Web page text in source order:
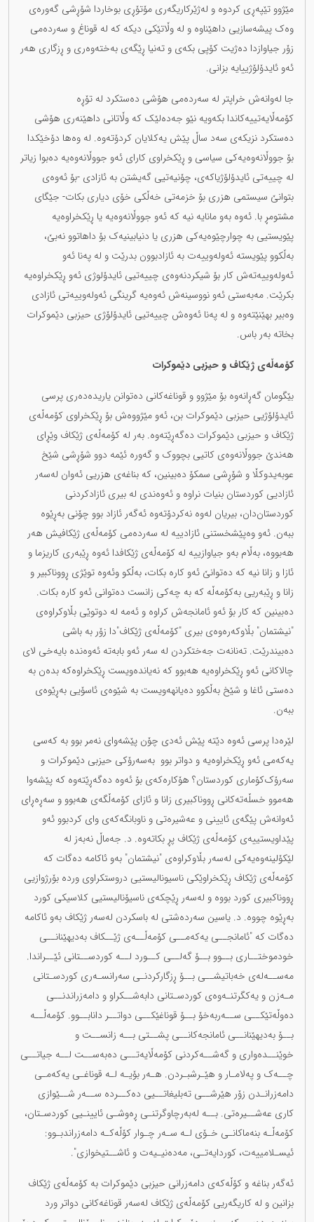
مێژوو تێپەڕی کردوە و لەژێرکاریگەری مۆتۆڕی بوخاردا شۆڕشی گەورەی
وەک پیشەسازیی داهێناوە و لە وڵاتێکی دیکە کە لە قوناغ و سەردەمی
زۆر جیاوازدا دەژیت کۆپی بکەی و تەنیا ڕێگەی بەختەوەری و ڕزگاری هەر
ئەو ئایدۆلۆژییایە بزانی.
جا لەوانەش خراپتر لە سەردەمی هۆشی دەستکرد لە تۆڕە
کۆمەڵایەتییەکاندا بکەویە نێو جەدەلێک کە وڵاتانی داهێنەری هۆشی
دەستکرد نزیکەی سەد ساڵ پێش یەکلایان کردۆتەوە. لە وەها دۆخێکدا
بۆ جووڵانەوەیەکی سیاسی و ڕێکخراوی کارای ئەو جووڵانەوەیە دەبوا زیاتر
لە چییەتی ئایدۆلۆژیاکەی، چۆنیەتیی گەیشتن بە ئازادی -بۆ ئەوەی
بتوانێ سیستمی هزری بۆ خزمەتی خەڵکی خۆی دیاری بکات- جێگای
مشتومڕ با. ئەوە بەو مانایە نیە کە ئەو جووڵانەوەیە یا ڕێکخراوەیە
پێویستیی بە چوارچێوەیەکی هزری یا دنیابینیەک بۆ داهاتوو نەبێ،
بەڵکوو پێویستە ئەولەوییەت بە ئازادبوون بدرێت و لە پەنا ئەو
ئەولەوییەتەش کار بۆ شیکردنەوەی چییەتیی ئایدۆلوژی ئەو ڕێکخراوەیە
بکرێت. مەبەستی ئەو نووسینەش ئەوەیە گرینگی ئەولەوییەتی ئازادی
وەبیر بهێنێتەوە و لە پەنا ئەوەش چییەتیی ئایدۆلۆژی حیزبی دێموکرات
بخاتە بەر باس.
کۆمەڵەی ژێکاف و حیزبی دێموکرات
بێگومان گەڕانەوە بۆ مێژوو و قوناغەکانی دەتوانن یاریدەدەری پرسی
ئایدۆلۆژیی حیزبی دێموکرات بن، ئەو مێژووەش بۆ ڕێکخراوی کۆمەڵەی
ژێکاف و حیزبی دێموکرات دەگەڕێتەوە. بەر لە کۆمەڵەی ژێکاف وێڕای
هەندێ جووڵانەوەی کاتیی بچووک و گەورە ئێمە دوو شۆڕشی شێخ
عوبەیدوكڵا و شۆڕشی سمکۆ دەبینین، کە بناغەی هزریی ئەوان لەسەر
ئازادیی کوردستان بنیات نراوە و ئەوەندی لە بیری ئازادکردنی
کوردستان‌دان، بیریان لەوە نەکردۆتەوە ئەگەر ئازاد بوو چۆنی بەڕێوە
ببەن. ئەو وەپێشخستنی ئازادییە لە سەردەمی کۆمەڵەی ژێکافیش هەر
هەبووە، بەڵام بەو جیاوازییە لە کۆمەڵەی ژێکافدا ئەوە ڕێبەری کاریزما و
ئازا و زانا نیە کە دەتوانێ ئەو کارە بکات، بەڵکو وئەوە توێژی ڕووناکبیر و
زانا و ڕێبەریی بەکۆمەڵە کە بە چەکی زانست دەتوانی ئەو کارە بکات.
دەبینین کە کار بۆ ئەو ئامانجەش کراوە و ئەمە لە دوتوێی بڵاوکراوەی
"نیشتمان" بڵاوکەرەوەی بیری "کۆمەڵەی ژێکاف"دا زۆر بە باشی
دەبیندرێت. تەنانەت جەختکردن لە سەر ئەو بابەتە ئەوەندە بایەخی لای
چالاکانی ئەو ڕێکخراوەیە هەبوو کە نەیاندەویست ڕێکخراوەکە بدەن بە
دەستی ئاغا و شێخ بەڵکوو دەیانهەویست بە شێوەی ئاسۆیی بەڕێوەی
ببەن.
لێرەدا پرسی ئەوە دێتە پێش ئەدی چۆن پێشەوای نەمر بوو بە کەسی
یەکەمی ئەو ڕێکخراوەیە و دواتر بوو بەسەرۆکی حیزبی دێموکرات و
سەرۆک‌کۆماری کوردستان؟ هۆکارەکەی بۆ ئەوە دەگەڕێتەوە کە پێشەوا
هەموو خسڵەتەکانی ڕووناکبیری زانا و ئازای کۆمەڵگەی هەبوو و سەڕەڕای
ئەوانەش پێگەی ئایینی و عەشیرەتی و ناوبانگەکەی وای کردبوو ئەو
پێداویستییەی کۆمەڵەی ژێکاف پڕ بکاتەوە. د. جەماڵ نەبەز لە
لێکۆلینەوەیەکی لەسەر بڵاوکراوەی "نیشتمان" بەو ئاکامە دەگات کە
کۆمەڵەی ژێکاف ڕێکخراوێکی ناسیونالیستیی دروستکراوی وردە بۆرژوازیی
ڕووناکبیری کورد بووە و لەسەر ڕێچکەی ناسیۆنالیستیی کلاسیکی کورد
بەڕێوە چووە. د. یاسین سەردەشتی لە باسکردن لەسەر ژێکاف بەو ئاکامە
دەگات کە "ئامانجــی یەکەمــی کۆمەڵــەی ژێــکاف بەدیهێنانــی
خودموختــاری بــوو بــۆ گەلــی کــورد لــە کوردســتانی ئێــراندا.
مەســەلەی خەباتیشــی بــۆ ڕزگارکردنـی سەرانسـەری کوردسـتانی
مـەزن و یەکگرتنـەوەی کوردسـتانی دابەشــکراو و دامەزراندنــی
دەوڵەتێکــی ســەربەخۆ بــۆ قوناغێکــی دواتــر دانابــوو. کۆمەڵــە
بــۆ بەدیهێنانــی ئامانجەکانــی پشــتی بــە زانســت و
خوێنــدەواری و گەشــەکردنی کۆمەڵایەتــی دەبەســت لــە جیاتــی
چــەک و پەلامـار و هێـرشبـردن. هـەر بۆیـە لـە قوناغـی یەکەمـی
دامەزرانـدن زۆر هێرشــی تەبلیغاتــیی دەکــردە ســەر شــێوازی
کاری عەشــیرەتی. بــە لەبەرچاوگرتنـی ڕەوشـی ئایینـیی کوردسـتان،
کۆمەڵـە بنەماکانـی خـۆی لـە سـەر چـوار کۆڵەکـە دامەزراندبـوو:
ئیسـلامییەت، کوردایەتـی، مەدەنیـیەت و ئاشــتیخوازی".
ئەگەر بناغە و کۆڵەکەی دامەزرانی حیزبی دێموکرات بە کۆمەڵەی ژێکاف
بزانین و لە کاریگەریی کۆمەڵەی ژێکاف لەسەر قوناغەکانی دواتر ورد